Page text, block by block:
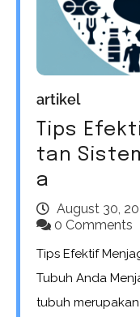
artikel
Tips
tan
a
August 30,
0 Comments
Tips Efektif
Tubuh Anda
tubuh